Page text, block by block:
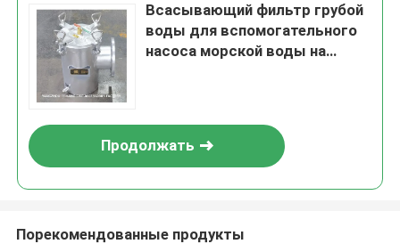
Всасывающий фильтр грубой
воды для вспомогательного
насоса морской воды на
Продолжать
Порекомендованные продукты